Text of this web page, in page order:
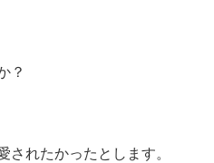
？
されたかったとします。